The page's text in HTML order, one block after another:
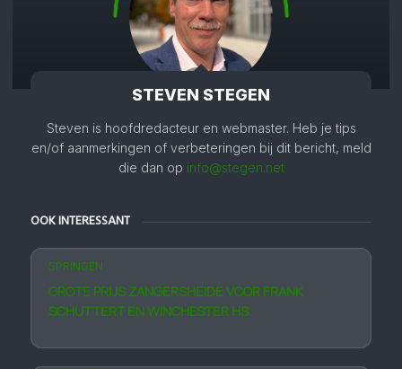
STEVEN STEGEN
Steven is hoofdredacteur en webmaster. Heb je tips
en/of aanmerkingen of verbeteringen bij dit bericht, meld
die dan op info@stegen.net
OOK INTERESSANT
SPRINGEN
GROTE PRIJS ZANGERSHEIDE VOOR FRANK
SCHUTTERT EN WINCHESTER HS